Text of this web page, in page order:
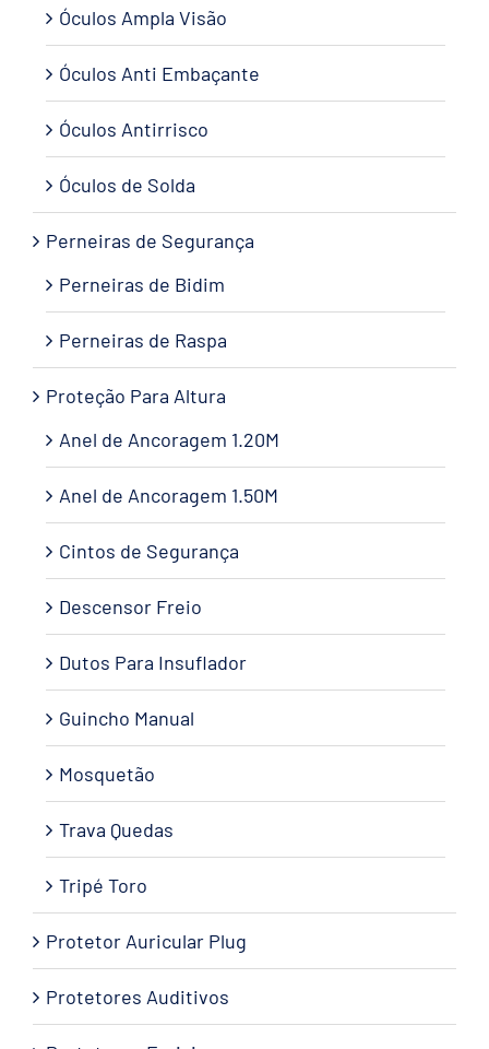
Óculos Ampla Visão
Óculos Anti Embaçante
Óculos Antirrisco
Óculos de Solda
Perneiras de Segurança
Perneiras de Bidim
Perneiras de Raspa
Proteção Para Altura
Anel de Ancoragem 1.20M
Anel de Ancoragem 1.50M
Cintos de Segurança
Descensor Freio
Dutos Para Insuflador
Guincho Manual
Mosquetão
Trava Quedas
Tripé Toro
Protetor Auricular Plug
Protetores Auditivos